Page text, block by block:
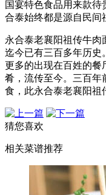
国宴特色食品用来款待
合泰始终都是源自民间
永合泰老襄阳祖传牛肉
迄今已有三百多年历史
更多的出现在百姓的餐
肴，流传至今。三百年
食，此永合泰老襄阳祖
猜您喜欢
相关菜谱推荐